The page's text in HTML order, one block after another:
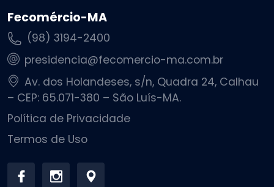
Fecomércio-MA
(98) 3194-2400
presidencia@fecomercio-ma.com.br
Av. dos Holandeses, s/n, Quadra 24, Calhau
– CEP: 65.071-380 – São Luís-MA.
Política de Privacidade
Termos de Uso